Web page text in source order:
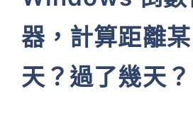
器，計算距離
天？過了幾天？